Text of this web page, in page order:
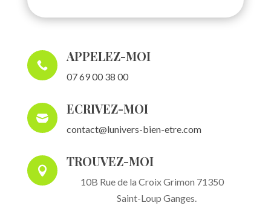

APPELEZ-MOI
07 69 00 38 00

ECRIVEZ-MOI
contact@lunivers-bien-etre.com

TROUVEZ-MOI
10B Rue de la Croix Grimon 71350
Saint-Loup Ganges.